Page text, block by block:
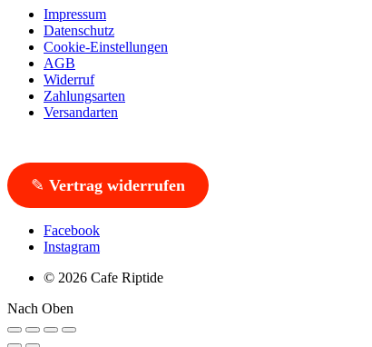
Impressum
Datenschutz
Cookie-Einstellungen
AGB
Widerruf
Zahlungsarten
Versandarten
✎ Vertrag widerrufen
Facebook
Instagram
© 2026 Cafe Riptide
Nach Oben